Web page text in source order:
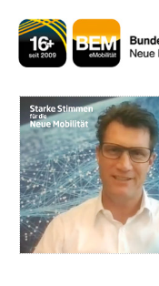
Inhalt
springen